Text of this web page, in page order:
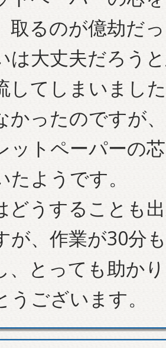
取るのが億劫だ
は大丈夫だろう
してしまいまし
かったのですが
ットペーパーの
たようです。
どうすることも
が、作業が30分
、とっても助か
うございます。